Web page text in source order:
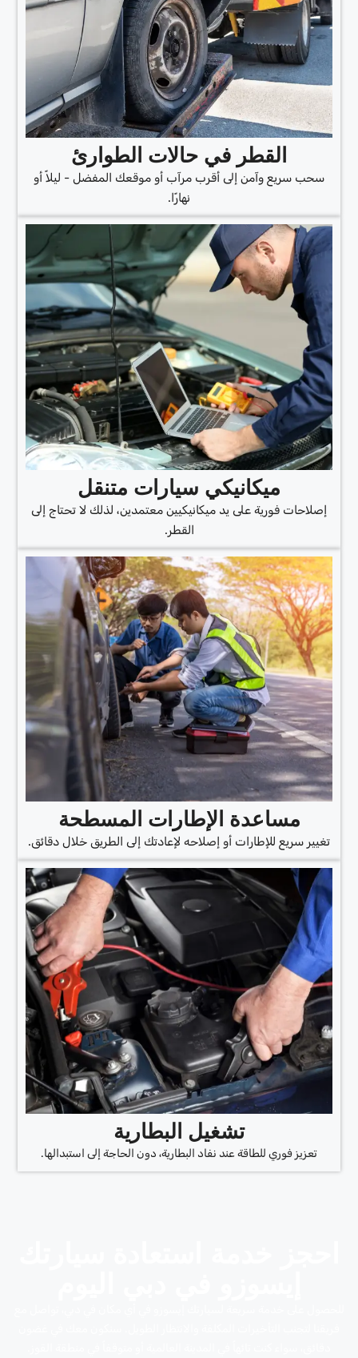
القطر في حالات الطوارئ
سحب سريع وآمن إلى أقرب مرآب أو موقعك المفضل - ليلاً أو
نهارًا.
ميكانيكي سيارات متنقل
إصلاحات فورية على يد ميكانيكيين معتمدين، لذلك لا تحتاج إلى
القطر.
مساعدة الإطارات المسطحة
تغيير سريع للإطارات أو إصلاحه لإعادتك إلى الطريق خلال دقائق.
تشغيل البطارية
تعزيز فوري للطاقة عند نفاد البطارية، دون الحاجة إلى استبدالها.